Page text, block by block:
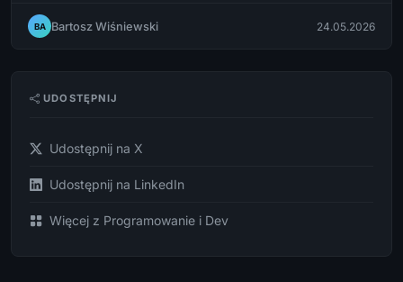
BA Bartosz Wiśniewski 24.05.2026
UDOSTĘPNIJ
Udostępnij na X
Udostępnij na LinkedIn
Więcej z Programowanie i Dev